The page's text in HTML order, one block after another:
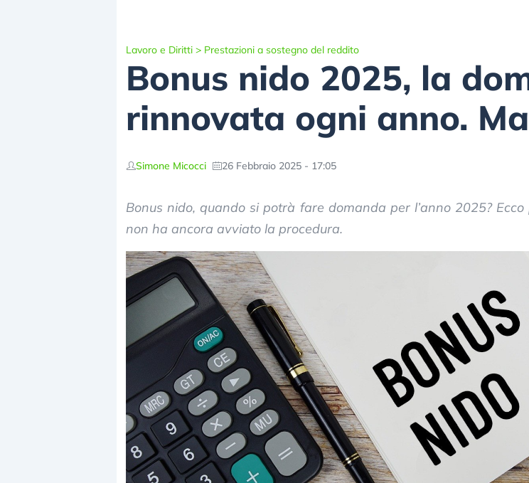
Lavoro e Diritti > Prestazioni a sostegno del reddito
Bonus nido 2025, la
rinnovata ogni anno.
Simone Micocci 26 Febbraio 2025 - 17:05
Bonus nido, quando si potrà fare domanda per l’anno 2025? Ecco
non ha ancora avviato la procedura.